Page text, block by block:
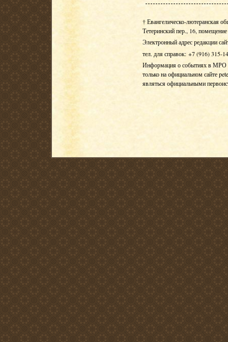
† Евангелическо-лютеранская
Тетеринский пер., 16,
Электронный адрес редакции
тел. для справок: +7 (916) 315-
Информация о событиях в МРО
только на официальном сайте
являться официальными